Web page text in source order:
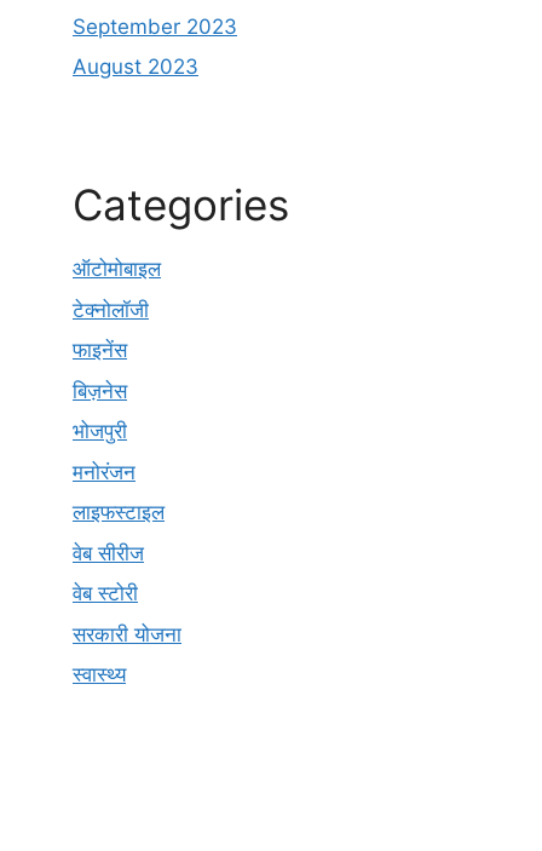
September 2023
August 2023
Categories
ऑटोमोबाइल
टेक्नोलॉजी
फाइनेंस
बिज़नेस
भोजपुरी
मनोरंजन
लाइफस्टाइल
वेब सीरीज
वेब स्टोरी
सरकारी योजना
स्वास्थ्य